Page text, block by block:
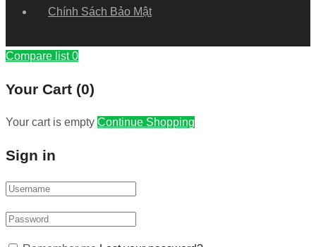
Chính Sách Bảo Mật
Compare list 0
Your Cart (0)
Your cart is empty Continue Shopping
Sign in